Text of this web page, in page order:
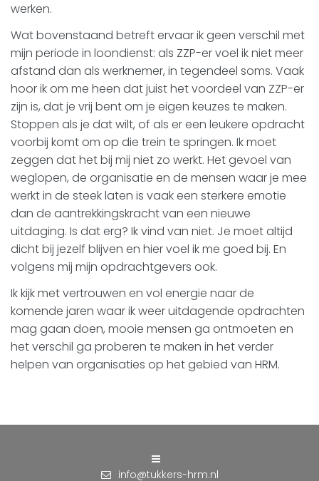
werken.
Wat bovenstaand betreft ervaar ik geen verschil met
mijn periode in loondienst: als ZZP-er voel ik niet meer
afstand dan als werknemer, in tegendeel soms. Vaak
hoor ik om me heen dat juist het voordeel van ZZP-er
zijn is, dat je vrij bent om je eigen keuzes te maken.
Stoppen als je dat wilt, of als er een leukere opdracht
voorbij komt om op die trein te springen. Ik moet
zeggen dat het bij mij niet zo werkt. Het gevoel van
weglopen, de organisatie en de mensen waar je mee
werkt in de steek laten is vaak een sterkere emotie
dan de aantrekkingskracht van een nieuwe
uitdaging. Is dat erg? Ik vind van niet. Je moet altijd
dicht bij jezelf blijven en hier voel ik me goed bij. En
volgens mij mijn opdrachtgevers ook.
Ik kijk met vertrouwen en vol energie naar de
komende jaren waar ik weer uitdagende opdrachten
mag gaan doen, mooie mensen ga ontmoeten en
het verschil ga proberen te maken in het verder
helpen van organisaties op het gebied van HRM.
info@tukkers-hrm.nl